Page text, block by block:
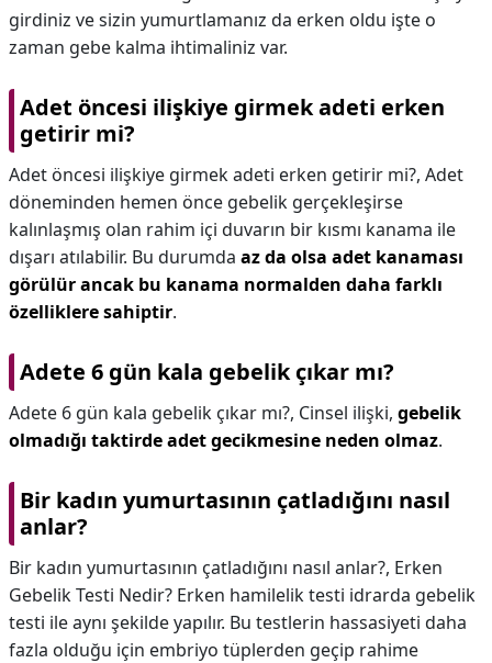
girdiniz ve sizin yumurtlamanız da erken oldu işte o
zaman gebe kalma ihtimaliniz var.
Adet öncesi ilişkiye girmek adeti erken
getirir mi?
Adet öncesi ilişkiye girmek adeti erken getirir mi?, Adet
döneminden hemen önce gebelik gerçekleşirse
kalınlaşmış olan rahim içi duvarın bir kısmı kanama ile
dışarı atılabilir. Bu durumda az da olsa adet kanaması
görülür ancak bu kanama normalden daha farklı
özelliklere sahiptir.
Adete 6 gün kala gebelik çıkar mı?
Adete 6 gün kala gebelik çıkar mı?, Cinsel ilişki, gebelik
olmadığı taktirde adet gecikmesine neden olmaz.
Bir kadın yumurtasının çatladığını nasıl
anlar?
Bir kadın yumurtasının çatladığını nasıl anlar?, Erken
Gebelik Testi Nedir? Erken hamilelik testi idrarda gebelik
testi ile aynı şekilde yapılır. Bu testlerin hassasiyeti daha
fazla olduğu için embriyo tüplerden geçip rahime